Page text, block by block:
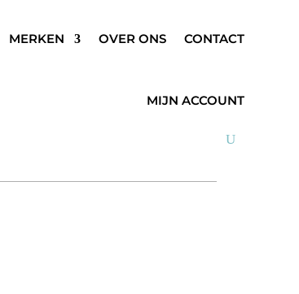
MERKEN OVER ONS CONTACT
MIJN ACCOUNT